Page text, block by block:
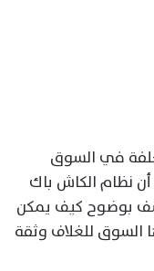
في السوق
نظام الكاش باك
بوضوح كيف يمكن
السوق للغلاف وثقة